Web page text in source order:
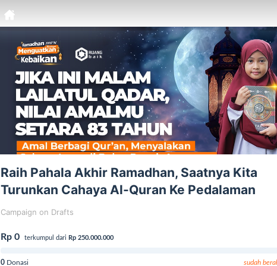
Raih Pahala Akhir Ramadhan, Saatnya Kita
Turunkan Cahaya Al-Quran Ke Pedalaman
Campaign on Drafts
Rp 0 terkumpul dari Rp 250.000.000
0 Donasi sudah